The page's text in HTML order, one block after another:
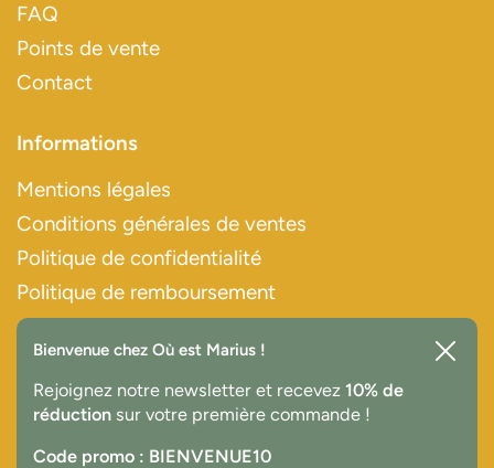
FAQ
Points de vente
Contact
Informations
Mentions légales
Conditions générales de ventes
Politique de confidentialité
Politique de remboursement
Paiements sécurisés
Bienvenue chez Où est Marius !
Rejoignez notre newsletter et recevez 10% de
réduction sur votre première commande !
Code promo : BIENVENUE10